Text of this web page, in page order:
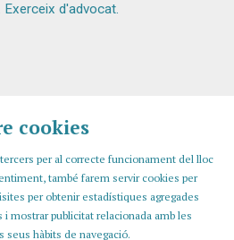
d'advocat.
cookies
per al correcte funcionament del lloc
també farem servir cookies per
per obtenir estadístiques agregades
mostrar publicitat relacionada amb les
seus hàbits de navegació.